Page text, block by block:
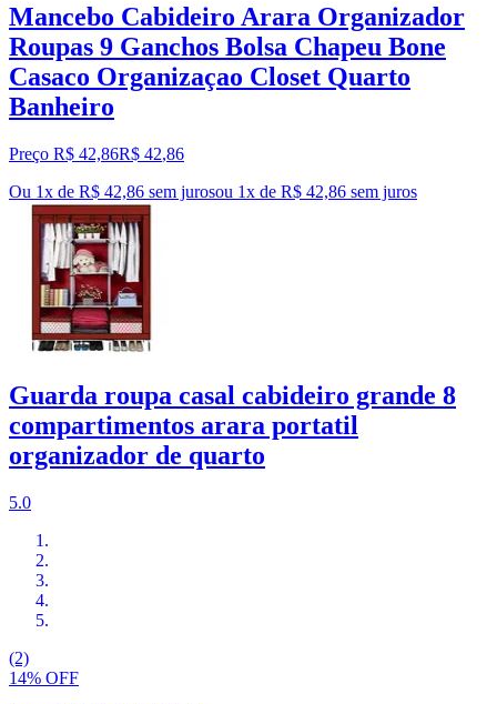
Mancebo Cabideiro Arara Organizador
Roupas 9 Ganchos Bolsa Chapeu Bone
Casaco Organizaçao Closet Quarto
Banheiro
Preço R$ 42,86R$ 42,86
Ou 1x de R$ 42,86 sem jurosou 1x de R$ 42,86 sem juros
Guarda roupa casal cabideiro grande 8
compartimentos arara portatil
organizador de quarto
5.0
(2)
14% OFF